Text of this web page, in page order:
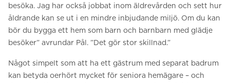
besöka. Jag har också jobbat inom äldrevården och sett hur
åldrande kan se ut i en mindre inbjudande miljö. Om du kan
bör du bygga ett hem som barn och barnbarn med glädje
besöker” avrundar Pål. ”Det gör stor skillnad.”
Något simpelt som att ha ett gästrum med separat badrum
kan betyda oerhört mycket för seniora hemägare – och